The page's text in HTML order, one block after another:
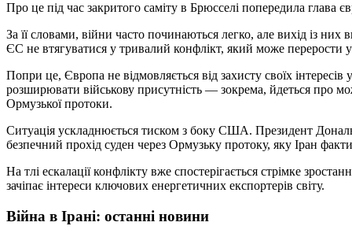
Про це під час закритого саміту в Брюсселі попередила глава
За її словами, війни часто починаються легко, але вихід із
ЄС не втягуватися у тривалий конфлікт, який може перерости
Попри це, Європа не відмовляється від захисту своїх
розширювати військову присутність — зокрема, йдеться про
Ормузької протоки.
Ситуація ускладнюється тиском з боку США. Президент
безпечний прохід суден через Ормузьку протоку, яку Іран
На тлі ескалації конфлікту вже спостерігається стрімке
зачіпає інтереси ключових енергетичних експортерів світу.
Війна в Ірані: останні новини